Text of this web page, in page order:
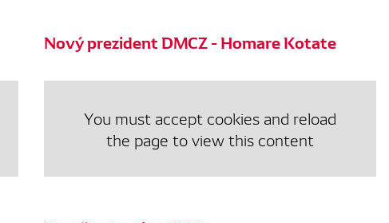
Nový prezident DMCZ - Homare Kotate
You must accept cookies and reload
the page to view this content